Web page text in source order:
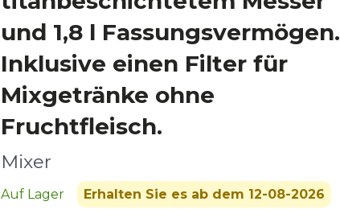
und 1,8 l Fassungsvermögen.
Inklusive einen Filter für
Mixgetränke ohne
Fruchtfleisch.
Mixer
Auf Lager Erhalten Sie es ab dem 12-08-2026